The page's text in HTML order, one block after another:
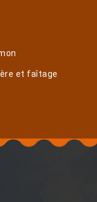
et faîtage